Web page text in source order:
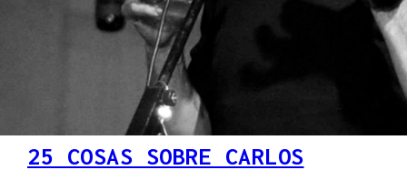
25 COSAS SOBRE CARLOS